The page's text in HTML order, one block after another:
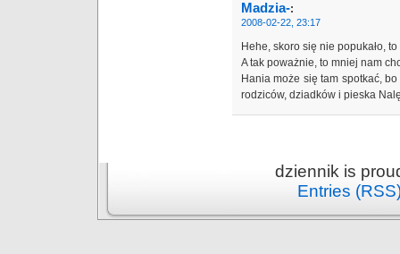
Madzia-:
2008-02-22, 23:17
Hehe, skoro się nie popukało,
A tak poważnie, to mniej nam
Hania może się tam spotkać,
rodziców, dziadków i pieska
dziennik is
Entries